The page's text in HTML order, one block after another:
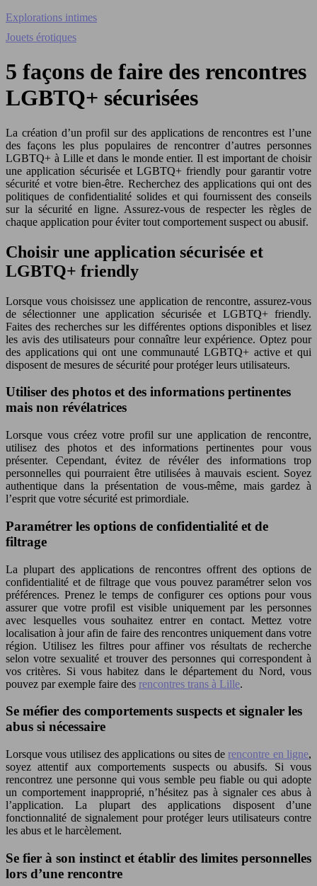
Explorations intimes
Jouets érotiques
5 façons de faire des rencontres
LGBTQ+ sécurisées
La création d’un profil sur des applications de rencontres est l’une
des façons les plus populaires de rencontrer d’autres personnes
LGBTQ+ à Lille et dans le monde entier. Il est important de choisir
une application sécurisée et LGBTQ+ friendly pour garantir votre
sécurité et votre bien-être. Recherchez des applications qui ont des
politiques de confidentialité solides et qui fournissent des conseils
sur la sécurité en ligne. Assurez-vous de respecter les règles de
chaque application pour éviter tout comportement suspect ou abusif.
Choisir une application sécurisée et
LGBTQ+ friendly
Lorsque vous choisissez une application de rencontre, assurez-vous
de sélectionner une application sécurisée et LGBTQ+ friendly.
Faites des recherches sur les différentes options disponibles et lisez
les avis des utilisateurs pour connaître leur expérience. Optez pour
des applications qui ont une communauté LGBTQ+ active et qui
disposent de mesures de sécurité pour protéger leurs utilisateurs.
Utiliser des photos et des informations pertinentes
mais non révélatrices
Lorsque vous créez votre profil sur une application de rencontre,
utilisez des photos et des informations pertinentes pour vous
présenter. Cependant, évitez de révéler des informations trop
personnelles qui pourraient être utilisées à mauvais escient. Soyez
authentique dans la présentation de vous-même, mais gardez à
l’esprit que votre sécurité est primordiale.
Paramétrer les options de confidentialité et de
filtrage
La plupart des applications de rencontres offrent des options de
confidentialité et de filtrage que vous pouvez paramétrer selon vos
préférences. Prenez le temps de configurer ces options pour vous
assurer que votre profil est visible uniquement par les personnes
avec lesquelles vous souhaitez entrer en contact. Mettez votre
localisation à jour afin de faire des rencontres uniquement dans votre
région. Utilisez les filtres pour affiner vos résultats de recherche
selon votre sexualité et trouver des personnes qui correspondent à
vos critères. Si vous habitez dans le département du Nord, vous
pouvez par exemple faire des rencontres trans à Lille.
Se méfier des comportements suspects et signaler les
abus si nécessaire
Lorsque vous utilisez des applications ou sites de rencontre en ligne,
soyez attentif aux comportements suspects ou abusifs. Si vous
rencontrez une personne qui vous semble peu fiable ou qui adopte
un comportement inapproprié, n’hésitez pas à signaler ces abus à
l’application. La plupart des applications disposent d’une
fonctionnalité de signalement pour protéger leurs utilisateurs contre
les abus et le harcèlement.
Se fier à son instinct et établir des limites personnelles
lors d’une rencontre